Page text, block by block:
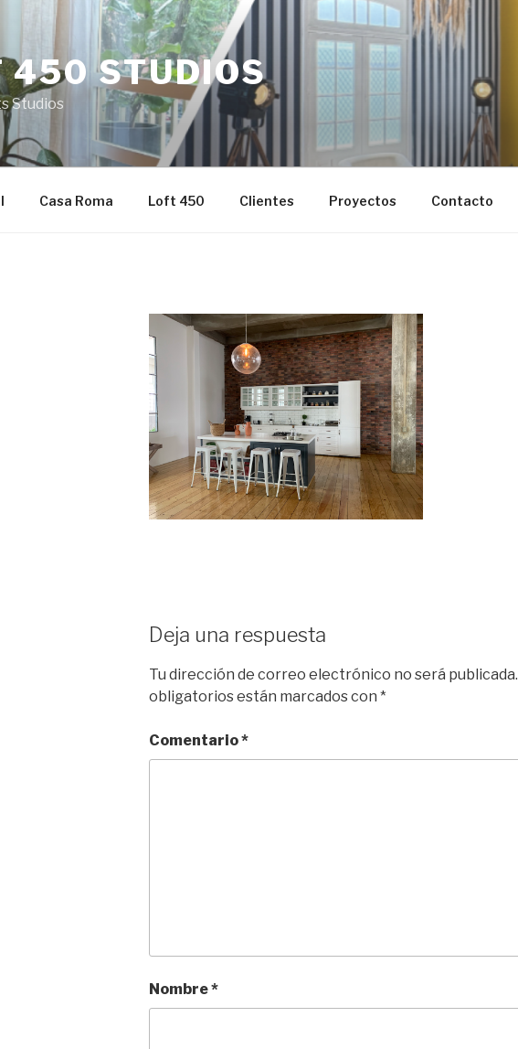
450 STUDIOS
Studios
Casa Roma Loft 450 Clientes Proyectos Contacto
Deja una respuesta
Tu dirección de correo electrónico no será publicada.
obligatorios están marcados con *
Comentario*
Nombre*